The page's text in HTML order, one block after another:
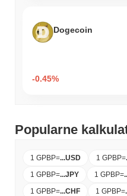
Dogecoin
-0.45%
Popularne
1 GPBP=...USD 1 GPBP=
1 GPBP=...JPY 1 GPBP=
1 GPBP=...CHF 1 GPBP=